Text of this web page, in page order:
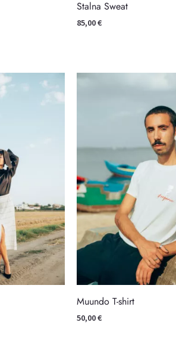
Stalna Sweat
85,00€
Muundo T-shirt
50,00€